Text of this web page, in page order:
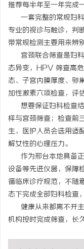
推荐每半年至一年完成
一套完整的常规妇科
专业的视诊与触诊，判
带常规检测主要用来辨
宫颈联合筛查是妇科
态异变，HPV 筛查高
态、子宫内膜厚度、卵
加性激素六项检查，评
想要保证妇科检查结
样与宫颈筛查；检查前
生，医护人员会选用适
解女性的心理压力。
作为邢台本地具备正
设备等先进仪器，保障
循临床诊疗规范，不随
态下完成全部妇科检查
健康从来都离不开主
机构按时完成筛查，长